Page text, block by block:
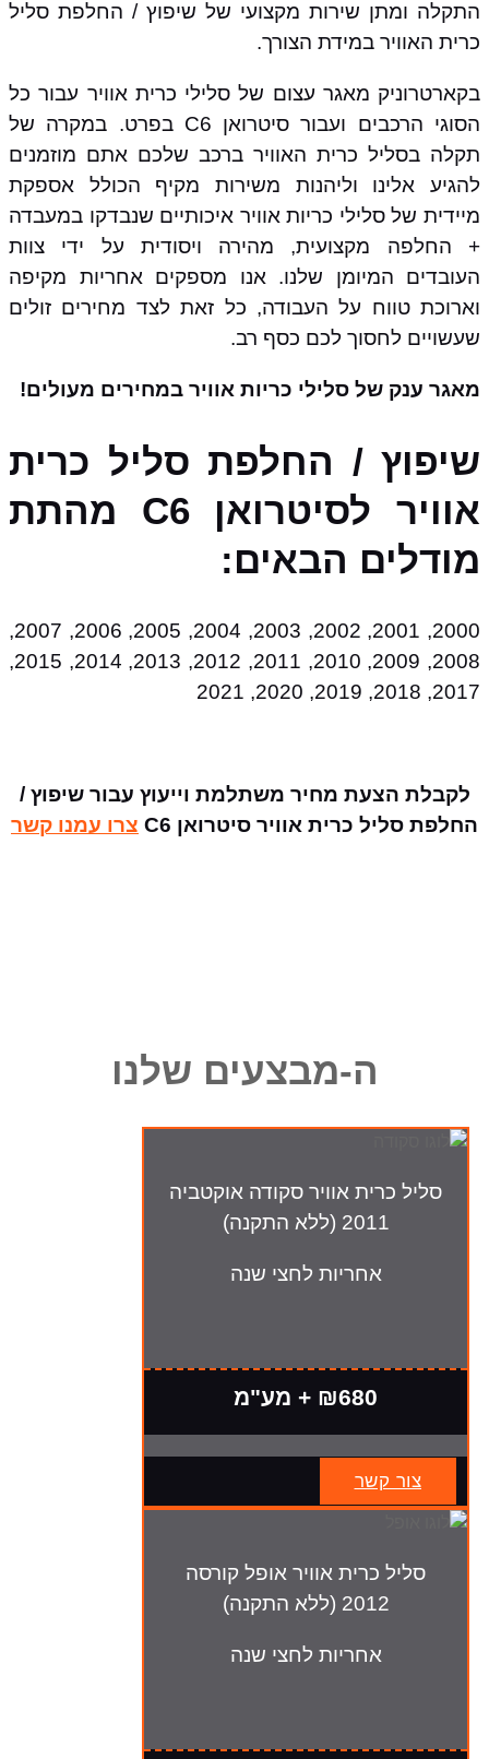
התקלה ומתן שירות מקצועי של שיפוץ / החלפת סליל
כרית האוויר במידת הצורך.
בקארטרוניק מאגר עצום של סלילי כרית אוויר עבור כל
הסוגי הרכבים ועבור סיטרואן C6 בפרט. במקרה של
תקלה בסליל כרית האוויר ברכב שלכם אתם מוזמנים
להגיע אלינו וליהנות משירות מקיף הכולל אספקת
מיידית של סלילי כריות אוויר איכותיים שנבדקו במעבדה
+ החלפה מקצועית, מהירה ויסודית על ידי צוות
העובדים המיומן שלנו. אנו מספקים אחריות מקיפה
וארוכת טווח על העבודה, כל זאת לצד מחירים זולים
שעשויים לחסוך לכם כסף רב.
מאגר ענק של סלילי כריות אוויר במחירים מעולים!
שיפוץ / החלפת סליל כרית
אוויר לסיטרואן C6 מהתת
מודלים הבאים:
2000, 2001, 2002, 2003, 2004, 2005, 2006, 2007,
2008, 2009, 2010, 2011, 2012, 2013, 2014, 2015,
2017, 2018, 2019, 2020, 2021
לקבלת הצעת מחיר משתלמת וייעוץ עבור שיפוץ /
החלפת סליל כרית אוויר סיטרואן C6
צרו עמנו קשר
ה-מבצעים שלנו
סליל כרית אוויר סקודה אוקטביה
2011 (ללא התקנה)
אחריות לחצי שנה
₪680 + מע"מ
צור קשר
סליל כרית אוויר אופל קורסה
2012 (ללא התקנה)
אחריות לחצי שנה